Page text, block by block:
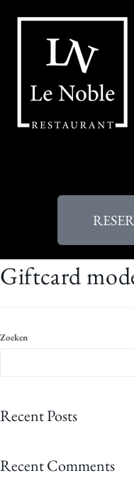
Giftcard
Zoeken
Recent Posts
Recent Comments